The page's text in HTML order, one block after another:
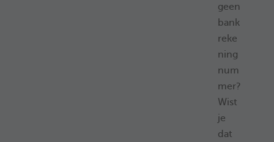
geen
bank
reke
ning
num
mer?
Wist
je
dat